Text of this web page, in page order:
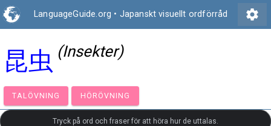
LanguageGuide.org • Japanskt visuellt ordförråd settings
昆虫 (Insekter)
TALÖVNING HÖRÖVNING
Tryck på ord och fraser för att höra hur de uttalas.